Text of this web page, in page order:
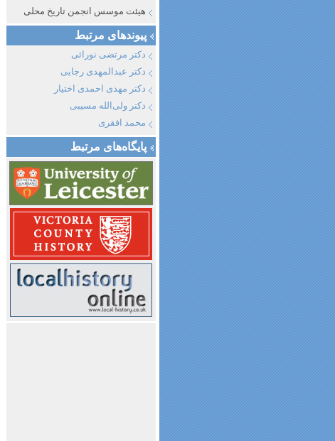
هیئت موسس انجمن تاریخ محلی
پیوند‌های مرتبط
دکتر مرتضی نورائی
دکتر عبدالمهدی رجایی
دکتر مهدی احمدی اختیار
دکتر ولی‌الله مسیبی
محمد افقری
پایگاه‌های مرتبط